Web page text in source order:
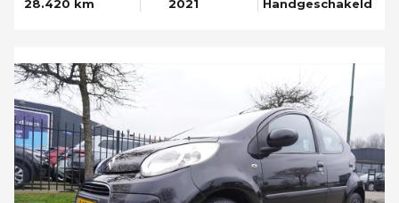
28.420 km
2021
Handgeschakeld